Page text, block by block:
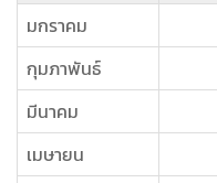
มกราคม
กุมภาพันธ์
มีนาคม
เมษายน